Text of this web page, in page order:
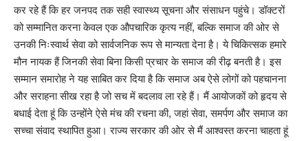
कर रहे हैं कि हर जनपद तक सही स्वास्थ्य सूचना और संसाधन पहुंचे। डॉक्टरों
को सम्मानित करना केवल एक औपचारिक कृत्य नहीं, बल्कि समाज की ओर से
उनकी निःस्वार्थ सेवा को सार्वजनिक रूप से मान्यता देना है। ये चिकित्सक हमारे
मौन नायक हैं जिनकी सेवा बिना किसी प्रचार के समाज की रीढ़ बनती है। इस
सम्मान समारोह ने यह साबित कर दिया है कि समाज अब ऐसे लोगों को पहचानना
और सराहना सीख रहा है जो सच में बदलाव ला रहे हैं। मैं आयोजकों को हृदय से
बधाई देता हूं कि उन्होंने ऐसे मंच की रचना की, जहां सेवा, समर्पण और समाज का
सच्चा संवाद स्थापित हुआ। राज्य सरकार की ओर से मैं आश्वस्त करना चाहता हूं